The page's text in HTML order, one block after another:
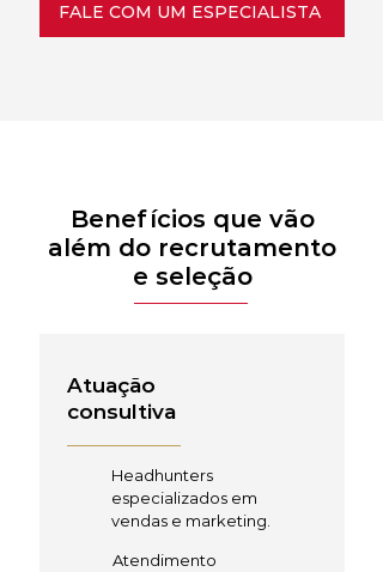
FALE COM UM ESPECIALISTA
Benefícios que vão
além do recrutamento
e seleção
Atuação
consultiva
Headhunters
especializados em
vendas e marketing.
Atendimento